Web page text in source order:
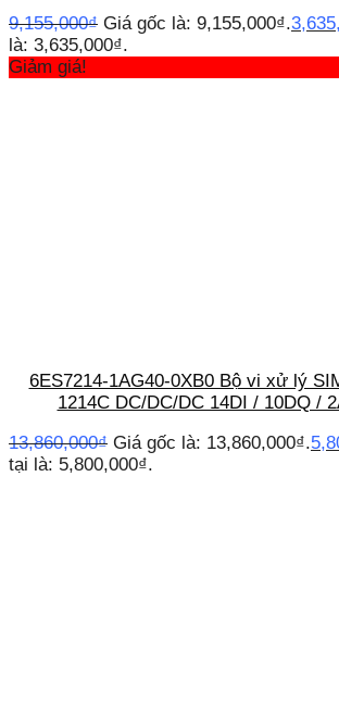
9,155,000₫ Giá gốc là: 9,155,000₫.
là: 3,635,000₫.
Giảm giá!
6ES7214-1AG40-0XB0 Bộ vi xử lý
1214C DC/DC/DC 14DI / 10DQ /
13,860,000₫ Giá gốc là: 13,860,000₫.
tại là: 5,800,000₫.